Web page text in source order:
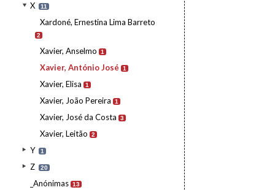
X 11
Xardoné, Ernestina Lima Barreto
2
Xavier, Anselmo 1
Xavier, António José 1
Xavier, Elisa 1
Xavier, João Pereira 1
Xavier, José da Costa 3
Xavier, Leitão 2
Y 1
Z 20
_Anónimas 13